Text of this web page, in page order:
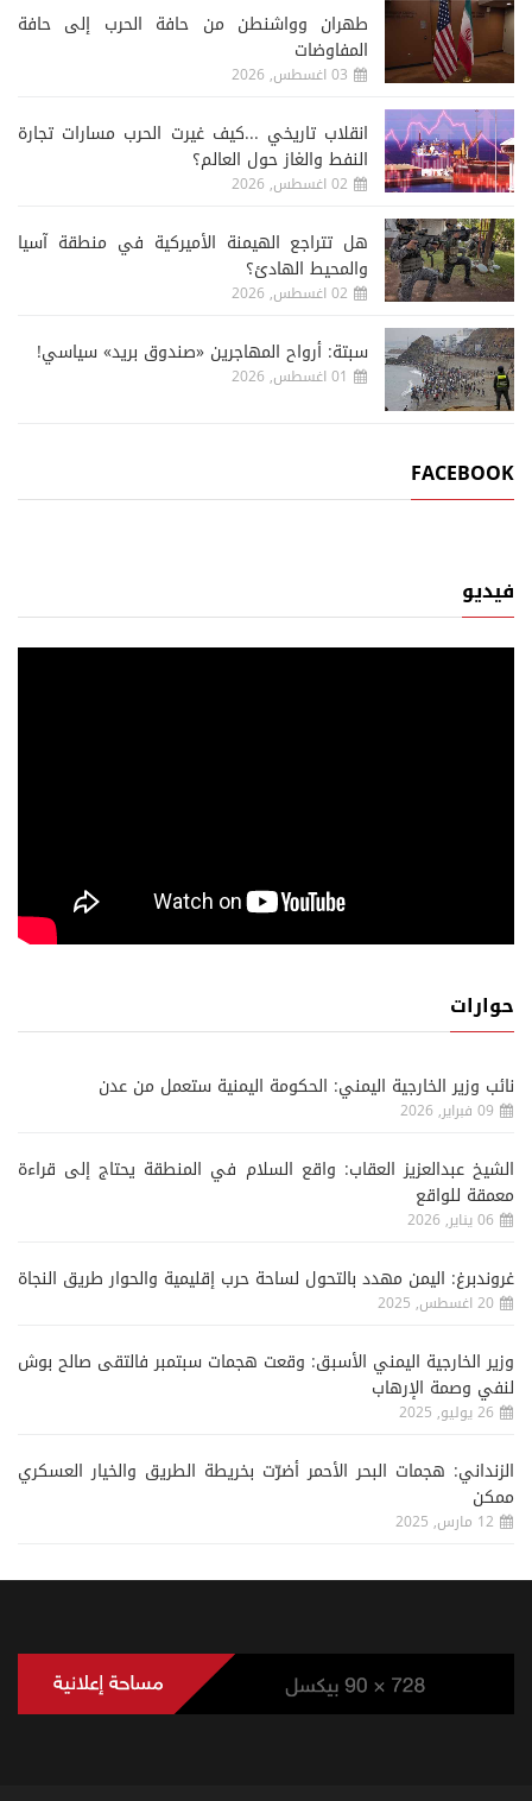
طهران وواشنطن من حافة الحرب إلى حافة
المفاوضات
03 اغسطس, 2026
انقلاب تاريخي ...كيف غيرت الحرب مسارات تجارة
النفط والغاز حول العالم؟
02 اغسطس, 2026
هل تتراجع الهيمنة الأميركية في منطقة آسيا
والمحيط الهادئ؟
02 اغسطس, 2026
سبتة: أرواح المهاجرين «صندوق بريد» سياسي!
01 اغسطس, 2026
FACEBOOK
فيديو
حوارات
نائب وزير الخارجية اليمني: الحكومة اليمنية ستعمل من عدن
09 فبراير, 2026
الشيخ عبدالعزيز العقاب: واقع السلام في المنطقة يحتاج إلى قراءة
معمقة للواقع
06 يناير, 2026
غروندبرغ: اليمن مهدد بالتحول لساحة حرب إقليمية والحوار طريق النجاة
20 اغسطس, 2025
وزير الخارجية اليمني الأسبق: وقعت هجمات سبتمبر فالتقى صالح بوش
لنفي وصمة الإرهاب
26 يوليو, 2025
الزنداني: هجمات البحر الأحمر أضرّت بخريطة الطريق والخيار العسكري
ممكن
12 مارس, 2025